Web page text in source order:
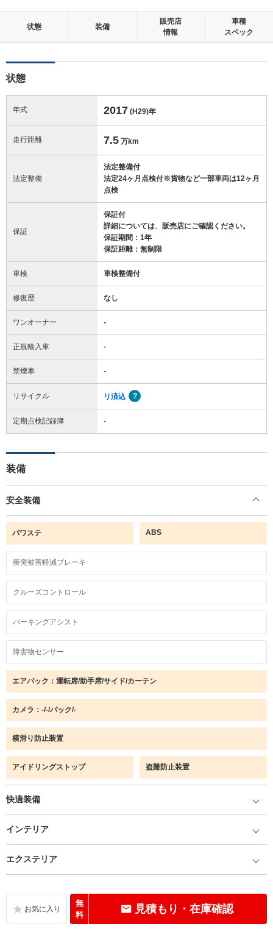
状態 装備
販売店
情報
車種
スペック
状態
年式 2017 (H29)年
走行距離 7.5 万km
法定整備
法定整備付
法定24ヶ月点検付※貨物など一部車両は12ヶ月
点検
保証
保証付
詳細については、販売店にご確認ください。
保証期間：1年
保証距離：無制限
車検 車検整備付
修復歴 なし
ワンオーナー -
正規輸入車 -
禁煙車 -
リサイクル リ済込
定期点検記録簿 -
装備
安全装備
パワステ ABS
衝突被害軽減ブレーキ
クルーズコントロール
パーキングアシスト
障害物センサー
エアバック：運転席/助手席/サイド/カーテン
カメラ：-/-/バック/-
横滑り防止装置
アイドリングストップ 盗難防止装置
快適装備
インテリア
エクステリア
無
料
見積もり・在庫確認